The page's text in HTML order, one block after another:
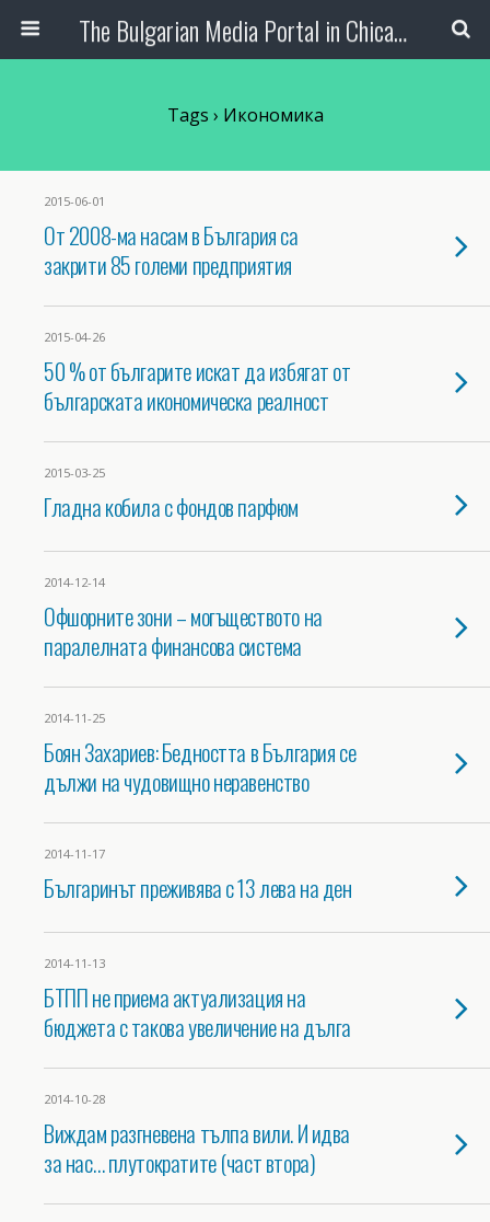
The Bulgarian Media Portal in Chicago
Tags › Икономика
2015-06-01
От 2008-ма насам в България са
закрити 85 големи предприятия
2015-04-26
50 % от българите искат да избягат от
българската икономическа реалност
2015-03-25
Гладна кобила с фондов парфюм
2014-12-14
Офшорните зони – могъществото на
паралелната финансова система
2014-11-25
Боян Захариев: Бедността в България се
дължи на чудовищно неравенство
2014-11-17
Българинът преживява с 13 лева на ден
2014-11-13
БТПП не приема актуализация на
бюджета с такова увеличение на дълга
2014-10-28
Виждам разгневена тълпа вили. И идва
за нас… плутократите (част втора)